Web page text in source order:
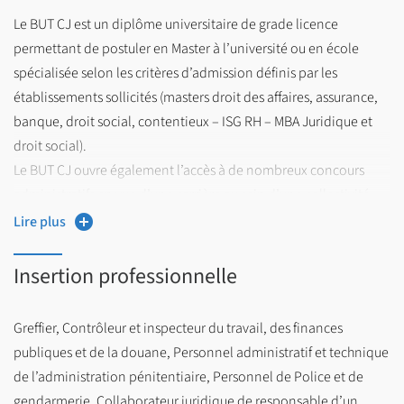
(DAP) : https://international.univ-lille.fr/venir-a-
luniversite/etudiantes/hors-programme-dechange/
(Français : Niveau B2 minimum requis)
En BUT 2 et 3
Vous avez validé un BUT 1 ou un BUT 2 et vous souhaitez
le même parcours (sans réorientation) :
Vous êtes de l'université de Lille : Procédure de réinscription
sur votre ENT Ulille.
demandez la validation de vos semestres acquis en BUT
dans une autre université française viala plateforme de
transfert arrivée.
Le BUT CJ est un diplôme universitaire de grade licence
permettant de postuler en Master à l’université ou en école
spécialisée selon les critères d’admission définis par les
établissements sollicités (masters droit des affaires, assurance,
banque, droit social, contentieux – ISG RH – MBA Juridique et
droit social).
Le BUT CJ ouvre également l’accès à de nombreux concours
territoriale ou de la fonction publique d’Etat : greffiers des cours
de la jeunesse, etc.
Lire plus
Insertion professionnelle
Greffier, Contrôleur et inspecteur du travail, des finances
publiques et de la douane, Personnel administratif et technique
de l’administration pénitentiaire, Personnel de Police et de